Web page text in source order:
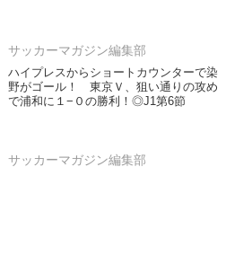
サッカーマガジン編集部
ハイプレスからショートカウンターで染
野がゴール！ 東京Ｖ、狙い通りの攻め
で浦和に１−０の勝利！◎J1第6節
サッカーマガジン編集部